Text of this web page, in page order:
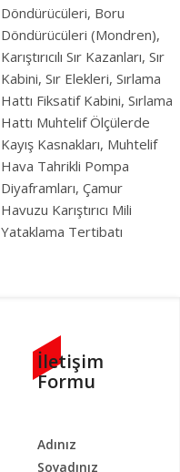
Döndürücüleri, Boru
Döndürücüleri (Mondren),
Karıştırıcılı Sır Kazanları, Sır
Kabini, Sır Elekleri, Sırlama
Hattı Fiksatif Kabini, Sırlama
Hattı Muhtelif Ölçülerde
Kayış Kasnakları, Muhtelif
Hava Tahrikli Pompa
Diyaframları, Çamur
Havuzu Karıştırıcı Mili
Yataklama Tertibatı
İletişim
Formu
Adınız
Soyadınız